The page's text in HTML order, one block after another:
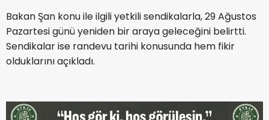
Bakan Şan konu ile ilgili yetkili sendikalarla, 29 Ağustos
Pazartesi günü yeniden bir araya geleceğini belirtti.
Sendikalar ise randevu tarihi konusunda hem fikir
olduklarını açıkladı.